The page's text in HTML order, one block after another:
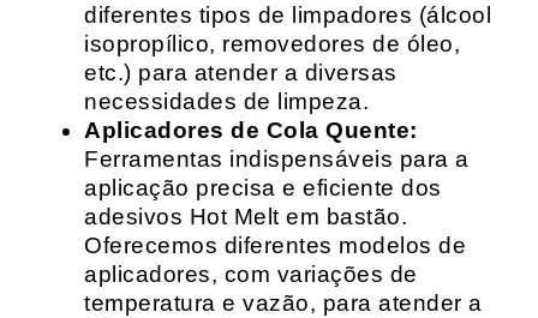
diferentes tipos de limpadores (álcool
isopropílico, removedores de óleo,
etc.) para atender a diversas
necessidades de limpeza.
Aplicadores de Cola Quente:
Ferramentas indispensáveis para a
aplicação precisa e eficiente dos
adesivos Hot Melt em bastão.
Oferecemos diferentes modelos de
aplicadores, com variações de
temperatura e vazão, para atender a